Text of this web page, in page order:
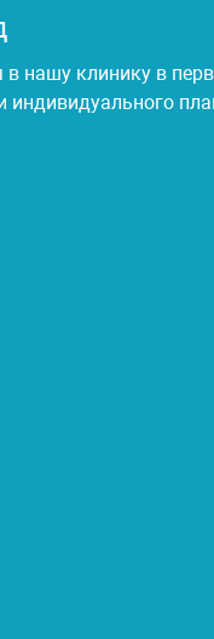
нашу клинику в